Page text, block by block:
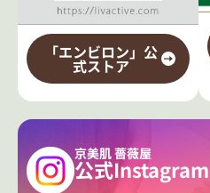
「エンビロン」公
式ストア
京美肌 薔薇屋
公式Instagram